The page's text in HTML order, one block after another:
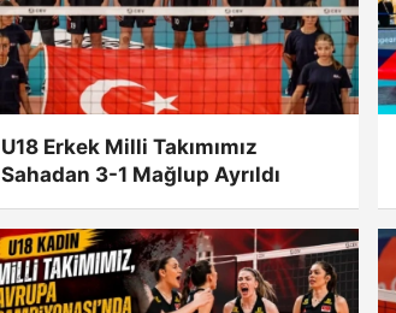
U18 Erkek Milli Takımımız
Sahadan 3-1 Mağlup Ayrıldı